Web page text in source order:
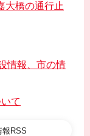
大橋の通行止
情報、市の情
て
報RSS